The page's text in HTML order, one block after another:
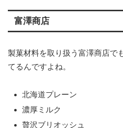
富澤商店
製菓材料を取り扱う富澤商店で
てるんですよね。
北海道プレーン
濃厚ミルク
贅沢ブリオッシュ